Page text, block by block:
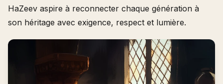
HaZeev aspire à reconnecter chaque génération à
son héritage avec exigence, respect et lumière.